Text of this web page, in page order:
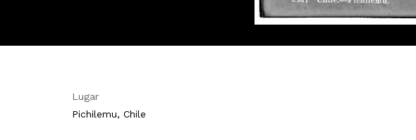
Lugar
Pichilemu, Chile